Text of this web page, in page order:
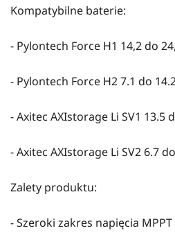
Kompatybilne baterie:
- Pylontech Force H1 14,2 do
- Pylontech Force H2 7.1 do
- Axitec AXIstorage Li SV1 13.5
- Axitec AXIstorage Li SV2 6.7
Zalety produktu:
- Szeroki zakres napięcia